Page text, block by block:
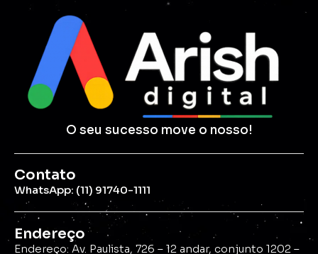
O seu sucesso move o nosso!
Contato
WhatsApp: (11) 91740-1111
Endereço
Endereço: Av. Paulista, 726 – 12 andar, conjunto 1202 –